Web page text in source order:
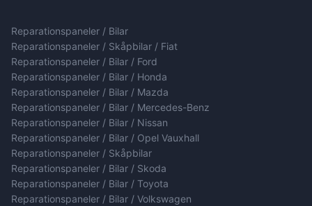
Reparationspaneler / Bilar
Reparationspaneler / Skåpbilar / Fiat
Reparationspaneler / Bilar / Ford
Reparationspaneler / Bilar / Honda
Reparationspaneler / Bilar / Mazda
Reparationspaneler / Bilar / Mercedes-Benz
Reparationspaneler / Bilar / Nissan
Reparationspaneler / Bilar / Opel Vauxhall
Reparationspaneler / Skåpbilar
Reparationspaneler / Bilar / Skoda
Reparationspaneler / Bilar / Toyota
Reparationspaneler / Bilar / Volkswagen